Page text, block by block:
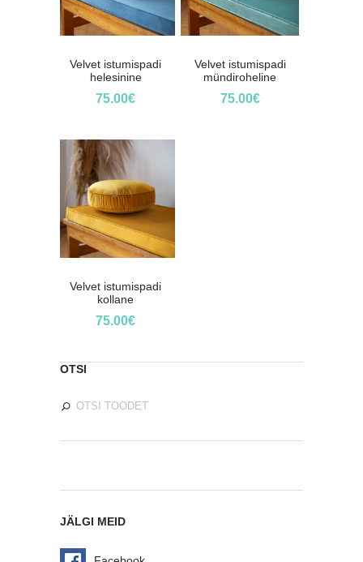
Velvet istumispadi
helesinine
75.00€
Velvet istumispadi
mündiroheline
75.00€
Velvet istumispadi
kollane
75.00€
OTSI
JÄLGI MEID